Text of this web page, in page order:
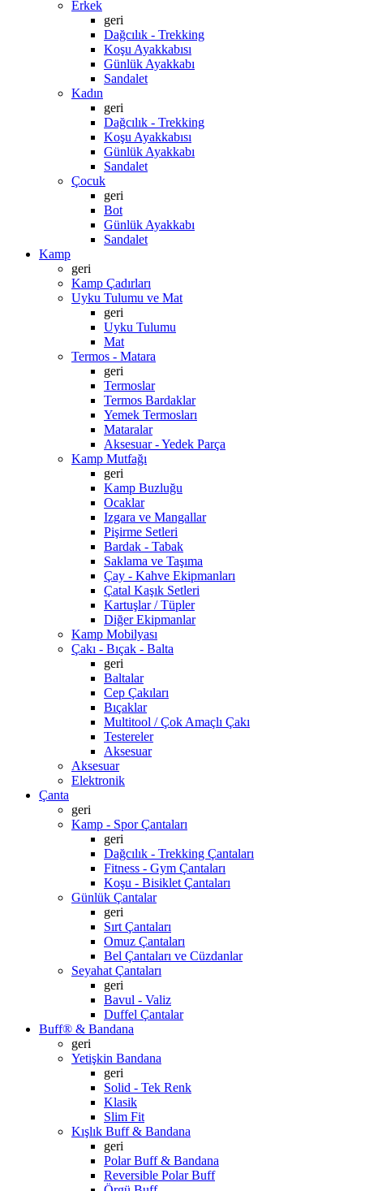
Erkek
geri
Dağcılık - Trekking
Koşu Ayakkabısı
Günlük Ayakkabı
Sandalet
Kadın
geri
Dağcılık - Trekking
Koşu Ayakkabısı
Günlük Ayakkabı
Sandalet
Çocuk
geri
Bot
Günlük Ayakkabı
Sandalet
Kamp
geri
Kamp Çadırları
Uyku Tulumu ve Mat
geri
Uyku Tulumu
Mat
Termos - Matara
geri
Termoslar
Termos Bardaklar
Yemek Termosları
Mataralar
Aksesuar - Yedek Parça
Kamp Mutfağı
geri
Kamp Buzluğu
Ocaklar
Izgara ve Mangallar
Pişirme Setleri
Bardak - Tabak
Saklama ve Taşıma
Çay - Kahve Ekipmanları
Çatal Kaşık Setleri
Kartuşlar / Tüpler
Diğer Ekipmanlar
Kamp Mobilyası
Çakı - Bıçak - Balta
geri
Baltalar
Cep Çakıları
Bıçaklar
Multitool / Çok Amaçlı Çakı
Testereler
Aksesuar
Aksesuar
Elektronik
Çanta
geri
Kamp - Spor Çantaları
geri
Dağcılık - Trekking Çantaları
Fitness - Gym Çantaları
Koşu - Bisiklet Çantaları
Günlük Çantalar
geri
Sırt Çantaları
Omuz Çantaları
Bel Çantaları ve Cüzdanlar
Seyahat Çantaları
geri
Bavul - Valiz
Duffel Çantalar
Buff® & Bandana
geri
Yetişkin Bandana
geri
Solid - Tek Renk
Klasik
Slim Fit
Kışlık Buff & Bandana
geri
Polar Buff & Bandana
Reversible Polar Buff